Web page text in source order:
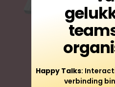
Happy Talks:
verbinding